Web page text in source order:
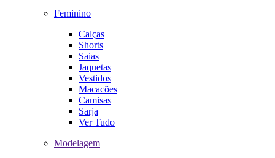
Feminino
Calças
Shorts
Saias
Jaquetas
Vestidos
Macacões
Camisas
Sarja
Ver Tudo
Modelagem